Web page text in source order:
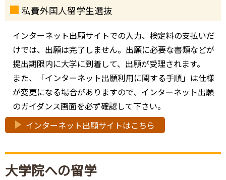
私費外国人留学生選抜
インターネット出願サイトでの入力、検定料の支払いだ
けでは、出願は完了しません。出願に必要な書類などが
提出期限内に大学に到着して、出願が受理されます。
また、「インターネット出願利用に関する手順」は仕様
が変更になる場合がありますので、インターネット出願
のガイダンス画面を必ず確認して下さい。
インターネット出願サイトはこちら
大学院への留学